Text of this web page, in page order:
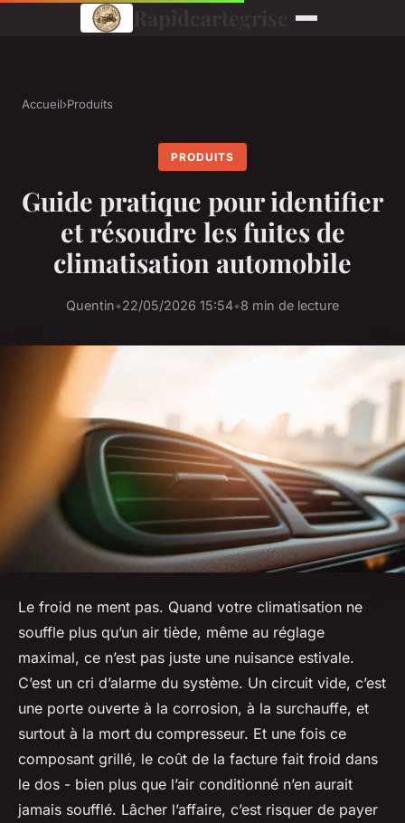
Accueil›Produits
PRODUITS
Guide pratique pour identifier
et résoudre les fuites de
climatisation automobile
Quentin•22/05/2026 15:54•8 min de lecture
Le froid ne ment pas. Quand votre climatisation ne
souffle plus qu’un air tiède, même au réglage
maximal, ce n’est pas juste une nuisance estivale.
C’est un cri d’alarme du système. Un circuit vide, c’est
une porte ouverte à la corrosion, à la surchauffe, et
surtout à la mort du compresseur. Et une fois ce
composant grillé, le coût de la facture fait froid dans
le dos - bien plus que l’air conditionné n’en aurait
jamais soufflé. Lâcher l’affaire, c’est risquer de payer